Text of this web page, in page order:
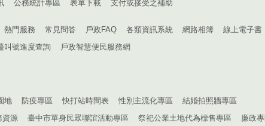
公務統計專區 表單下載 支付或接受之補助
熱門服務 常見問答 戶政FAQ 各類資訊系統 網路相簿
線上電子書
叫號進度查詢 戶政智慧便民服務網
地 防疫專區 快打站時間表 性別主流化專區
結婚拍照牆專區
資源 臺中市單身民眾聯誼活動專區 祭祀公業土地代為標售專區
廉政